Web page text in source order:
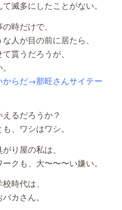
滅多にしたことがない。
時だけで、
人が目の前に居たら、
貰うだろうが、
からだ→那旺さんサイテー
るだろうか？
、ワシはワシ。
り屋の私は、
クも、大〜〜〜い嫌い。
時代は、
カさん。